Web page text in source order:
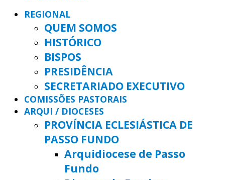
REGIONAL
QUEM SOMOS
HISTÓRICO
BISPOS
PRESIDÊNCIA
SECRETARIADO EXECUTIVO
COMISSÕES PASTORAIS
ARQUI / DIOCESES
PROVÍNCIA ECLESIÁSTICA DE
PASSO FUNDO
Arquidiocese de Passo
Fundo